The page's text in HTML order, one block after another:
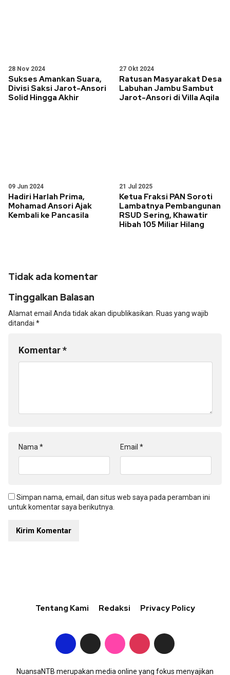
28 Nov 2024
Sukses Amankan Suara,
Divisi Saksi Jarot-Ansori
Solid Hingga Akhir
27 Okt 2024
Ratusan Masyarakat Desa
Labuhan Jambu Sambut
Jarot-Ansori di Villa Aqila
09 Jun 2024
Hadiri Harlah Prima,
Mohamad Ansori Ajak
Kembali ke Pancasila
21 Jul 2025
Ketua Fraksi PAN Soroti
Lambatnya Pembangunan
RSUD Sering, Khawatir
Hibah 105 Miliar Hilang
Tidak ada komentar
Tinggalkan Balasan
Alamat email Anda tidak akan dipublikasikan. Ruas yang wajib
ditandai *
Komentar*
Nama * Email *
Simpan nama, email, dan situs web saya pada peramban ini
untuk komentar saya berikutnya.
Tentang Kami Redaksi Privacy Policy
NuansaNTB merupakan media online yang fokus menyajikan